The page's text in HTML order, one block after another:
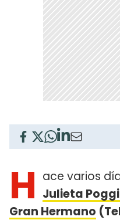
H ace varios
Julieta
Gran Hermano